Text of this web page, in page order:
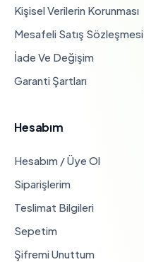
Kişisel Verilerin Korunması
Mesafeli Satış Sözleşmesi
İade Ve Değişim
Garanti Şartları
Hesabım
Hesabım / Üye Ol
Siparişlerim
Teslimat Bilgileri
Sepetim
Şifremi Unuttum